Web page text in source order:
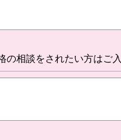
相談をされたい方はご入